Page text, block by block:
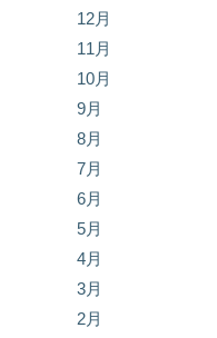
12月
11月
10月
9月
8月
7月
6月
5月
4月
3月
2月